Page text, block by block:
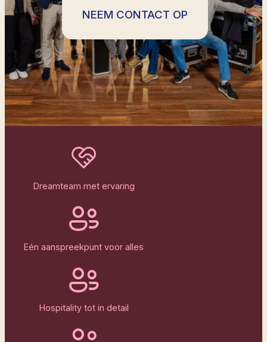
NEEM CONTACT OP
Dreamteam met ervaring
Eén aanspreekpunt voor alles
Hospitality tot in detail